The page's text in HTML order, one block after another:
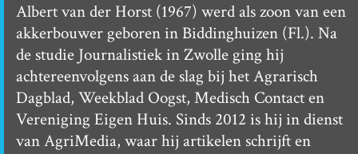
Albert van der Horst (1967) werd als zoon van een
akkerbouwer geboren in Biddinghuizen (Fl.). Na
de studie Journalistiek in Zwolle ging hij
achtereenvolgens aan de slag bij het Agrarisch
Dagblad, Weekblad Oogst, Medisch Contact en
Vereniging Eigen Huis. Sinds 2012 is hij in dienst
van AgriMedia, waar hij artikelen schrijft en